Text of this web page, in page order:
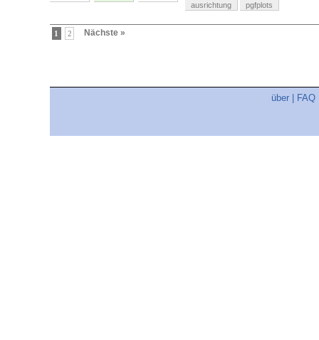
ausrichtung pgfplots
1 2 Nächste »
über FAQ